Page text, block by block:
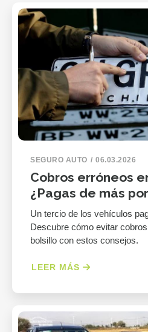
SEGURO AUTO 06.03.2026
Cobros erróneos
¿Pagas de más
Un tercio de los vehículos
Descubre cómo evitar
bolsillo con estos consejos.
LEER MÁS